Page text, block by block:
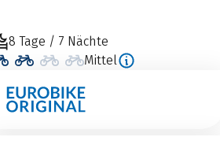
8 Tage / 7 Nächte
Mittel